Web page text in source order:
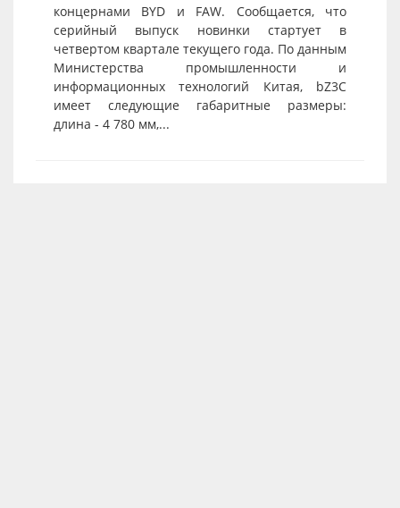
концернами BYD и FAW. Сообщается, что
серийный выпуск новинки стартует в
четвертом квартале текущего года. По данным
Министерства промышленности и
информационных технологий Китая, bZ3C
имеет следующие габаритные размеры:
длина - 4 780 мм,...